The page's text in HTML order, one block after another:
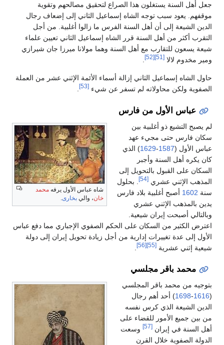
جعل أهل السنة يستغلون هذا الصراع لتحقيق مصالحهم وتقوية
موقفهم. يعود سبب توجه الشاه إسماعيل الثاني إلى إضعاف رجال
الدين الشيعة إلى أن أهل السنة الفرس ما زالوا أغلبية. من أجل
التقرب أكثر من أهل السنة قرر الشاه إسماعيل الثاني تعيين علماء
شيعة يسعون للتقارب مع أهل السنة وهما مولانا ميرزا جان شيرازي
ومير مخدوم لالا [51]
[52]
.
حاول الشاه إسماعيل الثاني إزالة أسماء الأئمة الإثني عشر من العملة
الصفوية ولكن محاولاته لم تسفر عن شيء [53]
.
عباس الأول من فارس
شاه عباس الأول يرفه محمد
خان، والي بخارى.
لم يصبح التشيع ذو أغلبية بين
سكان فارس حتى مجيء عهد
عباس الأول (1587
-
1629) الذي
كان يكره أهل السنة وأجبر
السكان على القبول بالتحويل إلى
المذهب الإثني عشري [54]
. بحلول
سنة 1602 أصبح أغلبية بلاد فارس
يدين بالمذهب الإثني عشري
وبالتالي أصبحت إيران شيعية.
اعترض الكثير من السكان على الحكم الصفوي الإجباري مما دفع عباس
الأول إلى عدة تغييرات إدارية من أجل زيادة تحويل إيران إلى دولة
شيعية إثني عشرية [55]
[56]
محمد باقر مجلسي
بتوجيه من محمد باقر المجلسي
(
1616
-
1698) أحد أهم رجال
الدين الشيعة الذي كرس نفسه
من بين جميع الأمور للقضاء على
أهل السنة في إيران [57]
وسعت
الدولة الصفوية خلال القرن